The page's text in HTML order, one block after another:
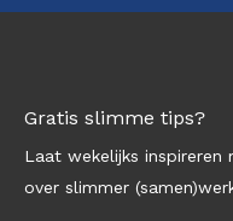
Gratis slimme tips?
Laat wekelijks
over slimmer